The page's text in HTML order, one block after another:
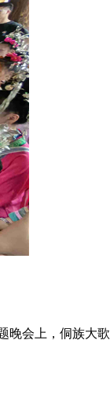
晚会上，侗族大歌